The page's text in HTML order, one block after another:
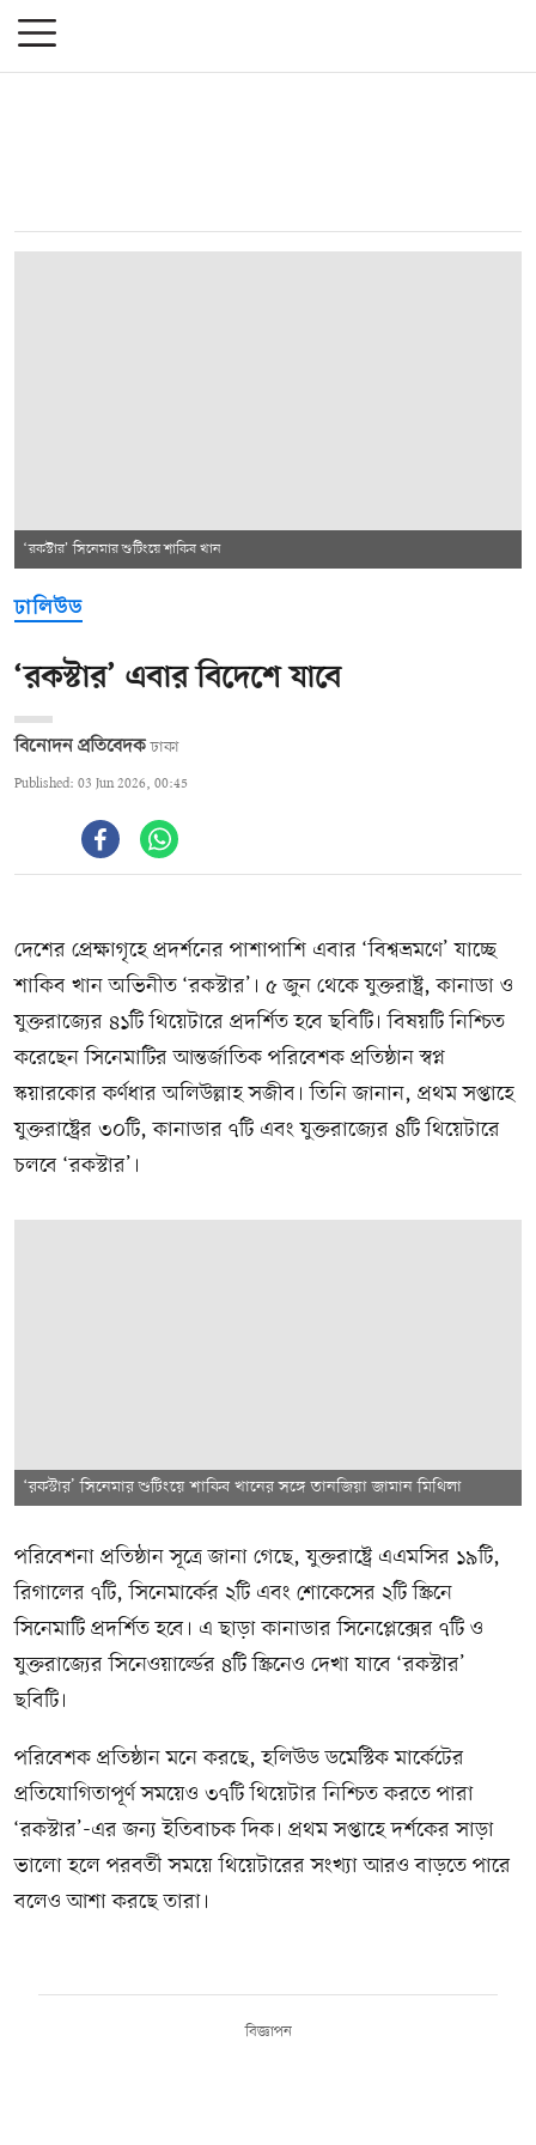
‘রকস্টার’ সিনেমার শুটিংয়ে শাকিব খান
ঢালিউড
‘রকস্টার’ এবার বিদেশে যাবে
বিনোদন প্রতিবেদক ঢাকা
Published: 03 Jun 2026, 00:45
দেশের প্রেক্ষাগৃহে প্রদর্শনের পাশাপাশি এবার ‘বিশ্বভ্রমণে’ যাচ্ছে
শাকিব খান অভিনীত ‘রকস্টার’। ৫ জুন থেকে যুক্তরাষ্ট্র, কানাডা ও
যুক্তরাজ্যের ৪১টি থিয়েটারে প্রদর্শিত হবে ছবিটি। বিষয়টি নিশ্চিত
করেছেন সিনেমাটির আন্তর্জাতিক পরিবেশক প্রতিষ্ঠান স্বপ্ন
স্কয়ারকোর কর্ণধার অলিউল্লাহ সজীব। তিনি জানান, প্রথম সপ্তাহে
যুক্তরাষ্ট্রের ৩০টি, কানাডার ৭টি এবং যুক্তরাজ্যের ৪টি থিয়েটারে
চলবে ‘রকস্টার’।
‘রকস্টার’ সিনেমার শুটিংয়ে শাকিব খানের সঙ্গে তানজিয়া জামান মিথিলা
পরিবেশনা প্রতিষ্ঠান সূত্রে জানা গেছে, যুক্তরাষ্ট্রে এএমসির ১৯টি,
রিগালের ৭টি, সিনেমার্কের ২টি এবং শোকেসের ২টি স্ক্রিনে
সিনেমাটি প্রদর্শিত হবে। এ ছাড়া কানাডার সিনেপ্লেক্সের ৭টি ও
যুক্তরাজ্যের সিনেওয়ার্ল্ডের ৪টি স্ক্রিনেও দেখা যাবে ‘রকস্টার’
ছবিটি।
পরিবেশক প্রতিষ্ঠান মনে করছে, হলিউড ডমেস্টিক মার্কেটের
প্রতিযোগিতাপূর্ণ সময়েও ৩৭টি থিয়েটার নিশ্চিত করতে পারা
‘রকস্টার’-এর জন্য ইতিবাচক দিক। প্রথম সপ্তাহে দর্শকের সাড়া
ভালো হলে পরবর্তী সময়ে থিয়েটারের সংখ্যা আরও বাড়তে পারে
বলেও আশা করছে তারা।
বিজ্ঞাপন